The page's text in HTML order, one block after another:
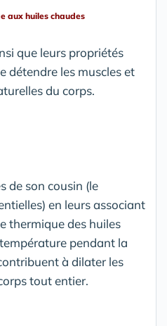
aux huiles chaudes
que leurs propriétés
détendre les muscles et
du corps.
de son cousin (le
en leurs associant
thermique des huiles
pendant la
à dilater les
tout entier.